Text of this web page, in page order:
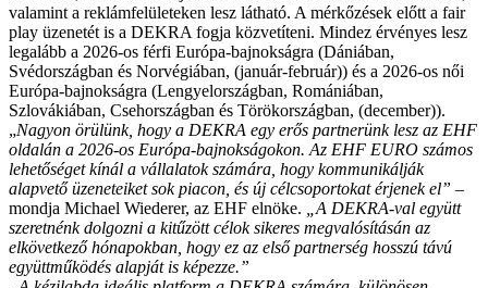
valamint a reklámfelületeken lesz látható. A mérkőzések előtt a fair
play üzenetét is a DEKRA fogja közvetíteni. Mindez érvényes lesz
legalább a 2026-os férfi Európa-bajnokságra (Dániában,
Svédországban és Norvégiában, (január-február)) és a 2026-os női
Európa-bajnokságra (Lengyelországban, Romániában,
Szlovákiában, Csehországban és Törökországban, (december)).
„Nagyon örülünk, hogy a DEKRA egy erős partnerünk lesz az EHF
oldalán a 2026-os Európa-bajnokságokon. Az EHF EURO számos
lehetőséget kínál a vállalatok számára, hogy kommunikálják
alapvető üzeneteiket sok piacon, és új célcsoportokat érjenek el” –
mondja Michael Wiederer, az EHF elnöke.
„A DEKRA-val együtt
szeretnénk dolgozni a kitűzött célok sikeres megvalósításán az
elkövetkező hónapokban, hogy ez az első partnerség hosszú távú
együttműködés alapját is képezze.”